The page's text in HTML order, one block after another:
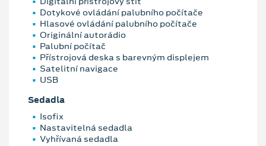
Dotykové ovládání palubního počítače
Hlasové ovládání palubního počítače
Originální autorádio
Palubní počítač
Přístrojová deska s barevným displejem
Satelitní navigace
USB
Sedadla
Isofix
Nastavitelná sedadla
Vyhřívaná sedadla